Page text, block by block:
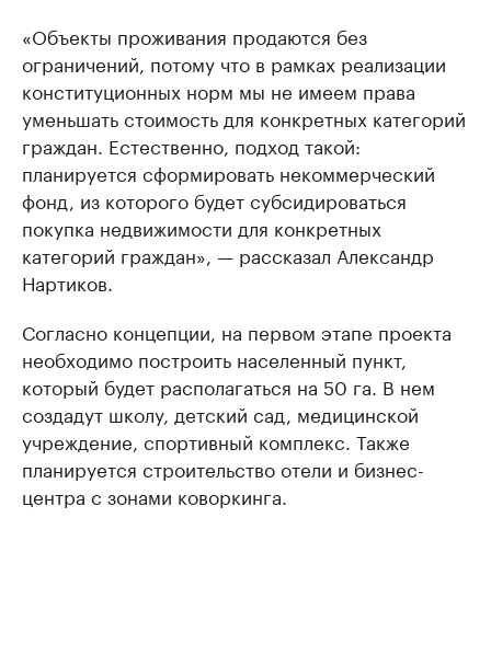
«Объекты проживания продаются без
ограничений, потому что в рамках реализации
конституционных норм мы не имеем права
уменьшать стоимость для конкретных категорий
граждан. Естественно, подход такой:
планируется сформировать некоммерческий
фонд, из которого будет субсидироваться
покупка недвижимости для конкретных
категорий граждан», — рассказал Александр
Нартиков.
Согласно концепции, на первом этапе проекта
необходимо построить населенный пункт,
который будет располагаться на 50 га. В нем
создадут школу, детский сад, медицинской
учреждение, спортивный комплекс. Также
планируется строительство отели и бизнес-
центра с зонами коворкинга.